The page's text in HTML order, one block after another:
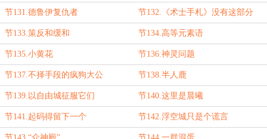
节131.德鲁伊复仇者 节132.《术士手札》没有这部分
节133.策反和缓和 节134.高等元素语
节135.小黄花 节136.神灵问题
节137.不择手段的疯狗大公 节138.半人鹿
节139.以自由城征服它们 节140.这里是晨曦
节141.起码得留下一个 节142.浮空城只是个谎言